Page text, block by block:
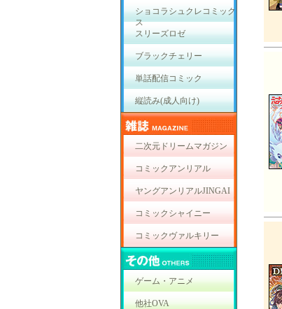
ショコラシュクレコミック
ス
スリーズロゼ
ブラックチェリー
単話配信コミック
縦読み(成人向け)
二次元ドリームマガジン
コミックアンリアル
ヤングアンリアルJINGAI
コミックシャイニー
コミックヴァルキリー
ゲーム・アニメ
他社OVA